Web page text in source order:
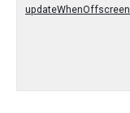
updateWhenOffscreen